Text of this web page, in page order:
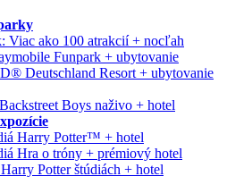
Viac ako 100 atrakcií + nocľah
Funpark + ubytovanie
Deutschland Resort + ubytovanie
Boys naživo + hotel
Harry Potter™ + hotel
Hra o tróny + prémiový hotel
Potter štúdiách + hotel